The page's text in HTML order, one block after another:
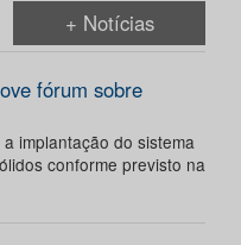
+ Notícias
fórum sobre
implantação do sistema
conforme previsto na